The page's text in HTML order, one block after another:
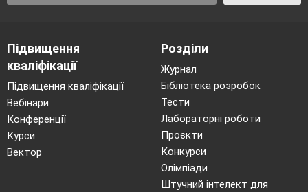
Підвищення
кваліфікації
Підвищення кваліфікації
Вебінари
Конференції
Курси
Вектор
Розділи
Журнал
Бібліотека розробок
Тести
Лабораторні роботи
Проєкти
Конкурси
Олімпіади
Штучний інтелект для